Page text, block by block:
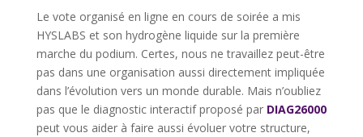
Le vote organisé en ligne en cours de soirée a mis
HYSLABS et son hydrogène liquide sur la première
marche du podium. Certes, nous ne travaillez peut-être
pas dans une organisation aussi directement impliquée
dans l’évolution vers un monde durable. Mais n’oubliez
pas que le diagnostic interactif proposé parDIAG26000
peut vous aider à faire aussi évoluer votre structure,